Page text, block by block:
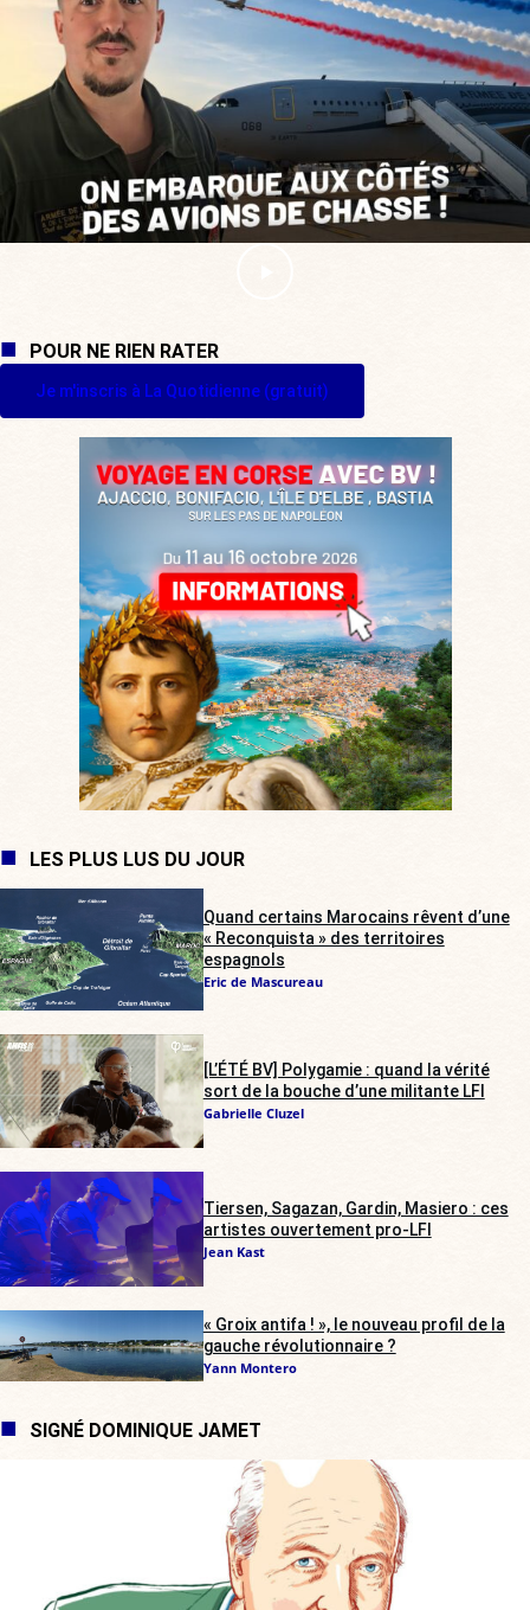
POUR NE RIEN RATER
Je m'inscris à La Quotidienne (gratuit)
LES PLUS LUS DU JOUR
Quand certains Marocains rêvent d’une
« Reconquista » des territoires
espagnols
Eric de Mascureau
[L’ÉTÉ BV] Polygamie : quand la vérité
sort de la bouche d’une militante LFI
Gabrielle Cluzel
Tiersen, Sagazan, Gardin, Masiero : ces
artistes ouvertement pro-LFI
Jean Kast
« Groix antifa ! », le nouveau profil de la
gauche révolutionnaire ?
Yann Montero
SIGNÉ DOMINIQUE JAMET